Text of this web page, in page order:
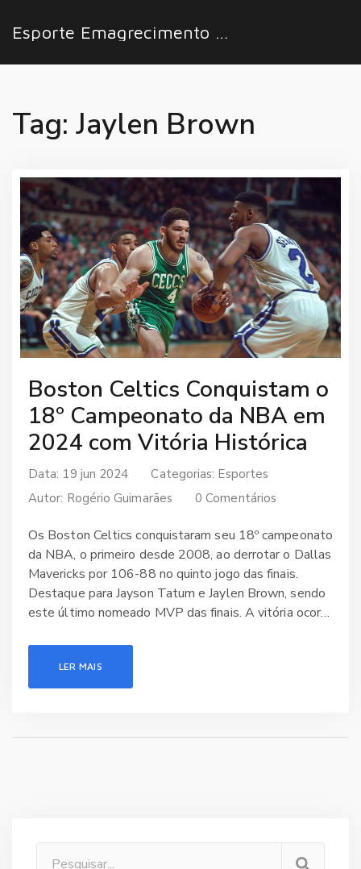
Esporte Emagrecimento Fácil
Tag: Jaylen Brown
Boston Celtics Conquistam o
18º Campeonato da NBA em
2024 com Vitória Histórica
Data: 19 jun 2024 Categorias: Esportes
Autor: Rogério Guimarães 0 Comentários
Os Boston Celtics conquistaram seu 18º campeonato
da NBA, o primeiro desde 2008, ao derrotar o Dallas
Mavericks por 106-88 no quinto jogo das finais.
Destaque para Jayson Tatum e Jaylen Brown, sendo
este último nomeado MVP das finais. A vitória ocorre
ascensão do técnico Joe Mazzulla.
LER MAIS